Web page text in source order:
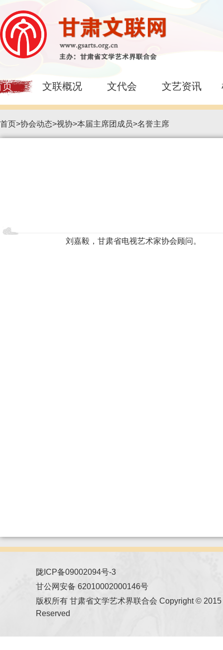
页 文联概况 文代会 文艺资讯
首页>协会动态>视协>本届主席团成员>名誉主席
刘嘉毅，甘肃省电视艺术家协会顾问。
陇ICP备09002094号-3
甘公网安备 62010002000146号
版权所有 甘肃省文学艺术界联合会 Copyright ©
Reserved